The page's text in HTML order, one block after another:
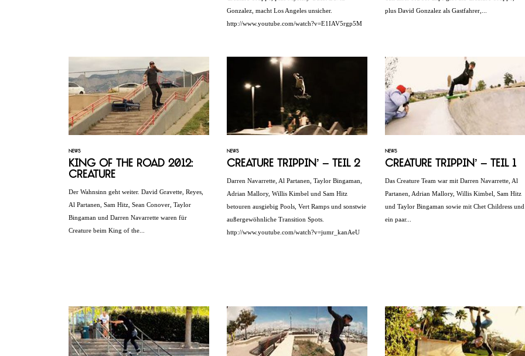
Gonzalez, macht Los Angeles unsicher.
http://www.youtube.com/watch?v=E1IAV5rgp5M
plus David Gonzalez als Gastfahrer,...
NEWS
King of the Road 2012:
Creature
Der Wahnsinn geht weiter. David Gravette, Reyes,
Al Partanen, Sam Hitz, Sean Conover, Taylor
Bingaman und Darren Navarrette waren für
Creature beim King of the...
NEWS
Creature Trippin’ – Teil 2
Darren Navarrette, Al Partanen, Taylor Bingaman,
Adrian Mallory, Willis Kimbel und Sam Hitz
betouren ausgiebig Pools, Vert Ramps und sonstwie
außergewöhnliche Transition Spots.
http://www.youtube.com/watch?v=jumr_kanAeU
NEWS
Creature Trippin’ – Teil 1
Das Creature Team war mit Darren Navarrette, Al
Partanen, Adrian Mallory, Willis Kimbel, Sam Hitz
und Taylor Bingaman sowie mit Chet Childress und
ein paar...